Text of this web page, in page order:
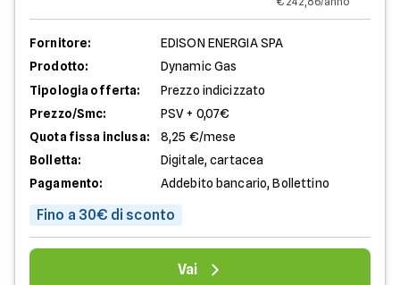
Fornitore:
EDISON ENERGIA SPA
Prodotto:
Dynamic Gas
Tipologia offerta:
Prezzo indicizzato
Prezzo/Smc:
PSV + 0,07€
Quota fissa inclusa:
8,25 €/mese
Bolletta:
Digitale, cartacea
Pagamento:
Addebito bancario, Bollettino
Fino a 30€ di sconto
Vai